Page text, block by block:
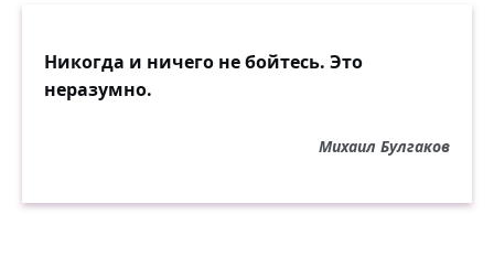
Никогда и ничего не бойтесь. Это
неразумно.
Михаил Булгаков